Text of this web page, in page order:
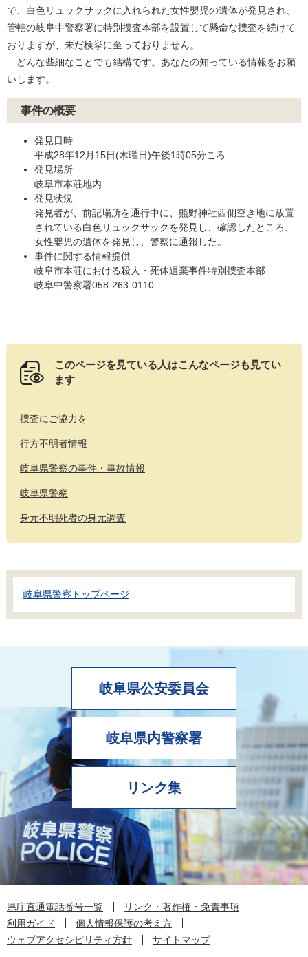
で、白色リュックサックに入れられた女性嬰児の遺体が発見され、
管轄の岐阜中警察署に特別捜査本部を設置して懸命な捜査を続けて
おりますが、未だ検挙に至っておりません。
どんな些細なことでも結構です。あなたの知っている情報をお願
いします。
事件の概要
発見日時
平成28年12月15日(木曜日)午後1時05分ころ
発見場所
岐阜市本荘地内
発見状況
発見者が、前記場所を通行中に、熊野神社西側空き地に放置
されている白色リュックサックを発見し、確認したところ、
女性嬰児の遺体を発見し、警察に通報した。
事件に関する情報提供
岐阜市本荘における殺人・死体遺棄事件特別捜査本部
岐阜中警察署058-263-0110
このページを見ている人はこんなページも見てい
ます
捜査にご協力を
行方不明者情報
岐阜県警察の事件・事故情報
岐阜県警察
身元不明死者の身元調査
岐阜県警察トップページ
岐阜県公安委員会
岐阜県内警察署
リンク集
県庁直通電話番号一覧
リンク・著作権・免責事項
利用ガイド
個人情報保護の考え方
ウェブアクセシビリティ方針
サイトマップ